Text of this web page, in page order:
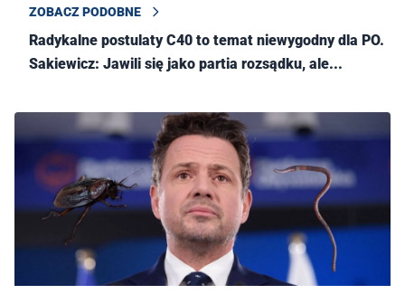
ZOBACZ PODOBNE
Radykalne postulaty C40 to temat niewygodny dla PO.
Sakiewicz: Jawili się jako partia rozsądku, ale...